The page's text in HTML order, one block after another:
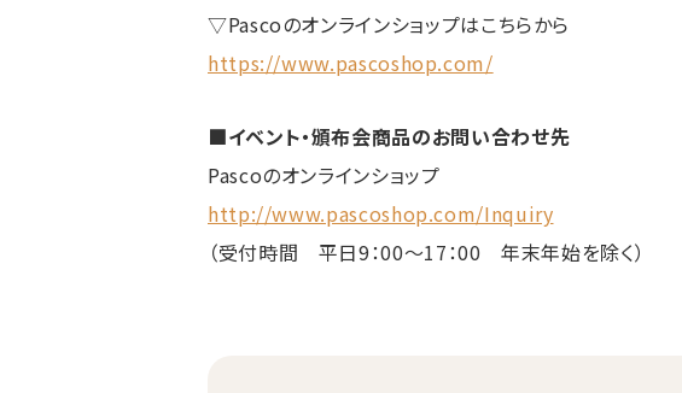
▽Pascoのオンラインショップはこちらから
https://www.pascoshop.com/
■イベント・頒布会商品のお問い合わせ先
Pascoのオンラインショップ
http://www.pascoshop.com/Inquiry
（受付時間 平日9：00～17：00 年末年始を除く）